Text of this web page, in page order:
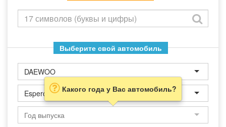
Выберите свой автомобиль
DAEWOO
Espero Какого года у Вас автомобиль?